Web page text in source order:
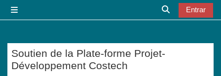
Alternar a
Entrar
Soutien de la Plate-forme Projet-
Développement Costech